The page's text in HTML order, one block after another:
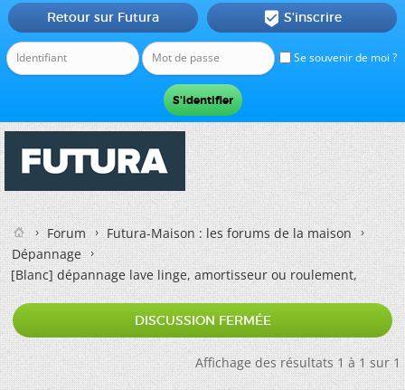
Se souvenir de moi ?
Retour sur Futura  S'inscrire
Forum
Futura-Maison : les forums de la maison
Dépannage
[Blanc]dépannage lave linge, amortisseur ou roulement,
DISCUSSION FERMÉE
Affichage des résultats 1 à 1 sur 1